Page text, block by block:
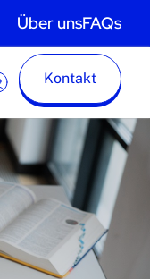
Über unsFAQs
Kontakt